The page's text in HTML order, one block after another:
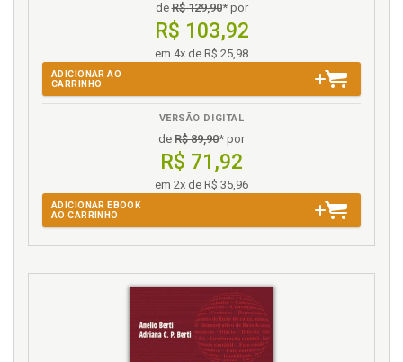
deR$ 129,90* por
R$ 103,92
em 4x de R$ 25,98
ADICIONAR AO
CARRINHO
VERSÃO DIGITAL
de R$ 89,90* por
R$ 71,92
em 2x de R$ 35,96
ADICIONAR EBOOK
AO CARRINHO